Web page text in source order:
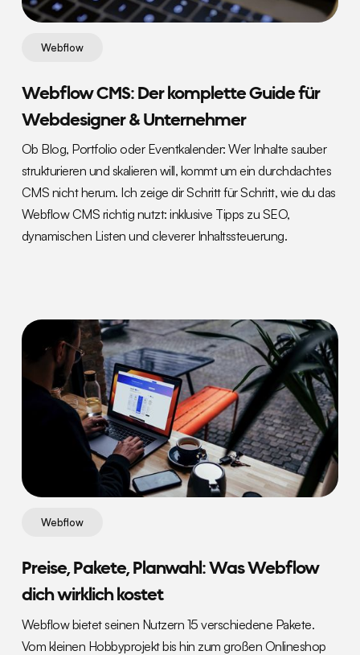
Webflow
Webflow CMS: Der komplette Guide für
Webdesigner & Unternehmer
Ob Blog, Portfolio oder Eventkalender: Wer Inhalte sauber
strukturieren und skalieren will, kommt um ein durchdachtes
CMS nicht herum. Ich zeige dir Schritt für Schritt, wie du das
Webflow CMS richtig nutzt: inklusive Tipps zu SEO,
dynamischen Listen und cleverer Inhaltssteuerung.
Webflow
Preise, Pakete, Planwahl: Was Webflow
dich wirklich kostet
Webflow bietet seinen Nutzern 15 verschiedene Pakete.
Vom kleinen Hobbyprojekt bis hin zum großen Onlineshop